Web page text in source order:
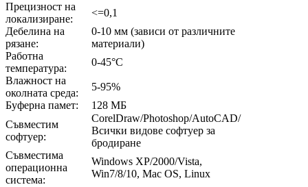
Прецизност на
локализиране:
<=0,1
Дебелина на
рязане:
0-10 мм (зависи от различните
материали)
Работна
температура:
0-45°C
Влажност на
околната среда:
5-95%
Буферна памет:
128 МБ
Съвместим
софтуер:
CorelDraw/Photoshop/AutoCAD/
Всички видове софтуер за
бродиране
Съвместима
операционна
система:
Windows XP/2000/Vista,
Win7/8/10, Mac OS, Linux